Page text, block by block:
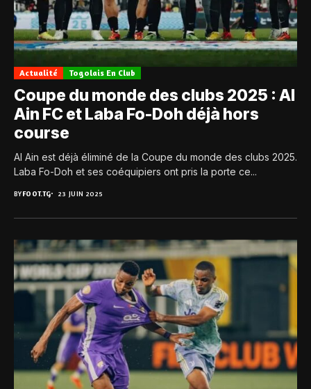
Actualité Togolais En Club
Coupe du monde des clubs 2025 : Al
Ain FC et Laba Fo-Doh déjà hors
course
Al Ain est déjà éliminé de la Coupe du monde des clubs 2025.
Laba Fo-Doh et ses coéquipiers ont pris la porte ce...
BYFOOT.TG 23 JUIN 2025